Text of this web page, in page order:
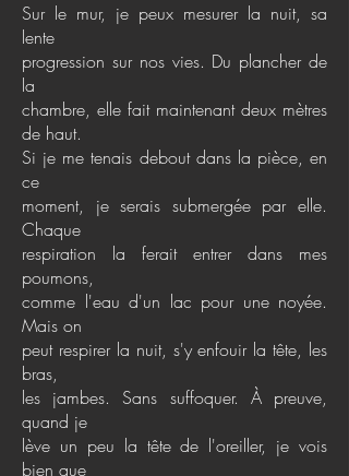
Sur le mur, je peux mesurer la nuit, sa
lente
progression sur nos vies. Du plancher de
la
chambre, elle fait maintenant deux mètres
de haut.
Si je me tenais debout dans la pièce, en
ce
moment, je serais submergée par elle.
Chaque
respiration la ferait entrer dans mes
poumons,
comme l'eau d'un lac pour une noyée.
Mais on
peut respirer la nuit, s'y enfouir la tête, les
bras,
les jambes. Sans suffoquer. À preuve,
quand je
lève un peu la tête de l'oreiller, je vois
bien que